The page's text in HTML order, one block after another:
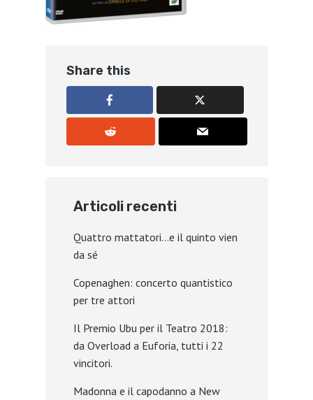
Share this
Articoli recenti
Quattro mattatori…e il quinto vien
da sé
Copenaghen: concerto quantistico
per tre attori
Il Premio Ubu per il Teatro 2018:
da Overload a Euforia, tutti i 22
vincitori.
Madonna e il capodanno a New